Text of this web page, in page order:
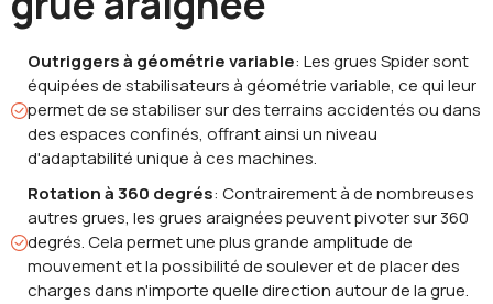
Outriggers à géométrie variable: Les grues Spider sont
équipées de stabilisateurs à géométrie variable, ce qui leur
permet de se stabiliser sur des terrains accidentés ou dans
des espaces confinés, offrant ainsi un niveau
d'adaptabilité unique à ces machines.
Rotation à 360 degrés: Contrairement à de nombreuses
autres grues, les grues araignées peuvent pivoter sur 360
degrés. Cela permet une plus grande amplitude de
mouvement et la possibilité de soulever et de placer des
charges dans n'importe quelle direction autour de la grue.